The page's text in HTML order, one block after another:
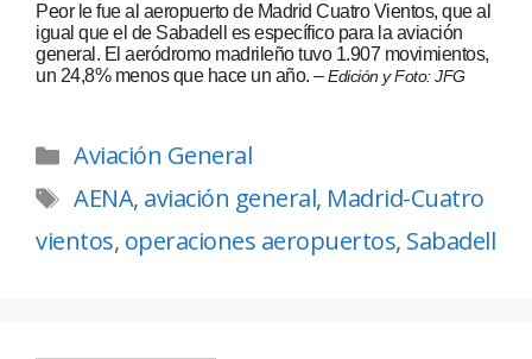
Peor le fue al aeropuerto de Madrid Cuatro Vientos, que al
igual que el de Sabadell es específico para la aviación
general. El aeródromo madrileño tuvo 1.907 movimientos,
un 24,8% menos que hace un año. –Edición y Foto: JFG
Aviación General
AENA, aviación general, Madrid-Cuatro
vientos, operaciones aeropuertos, Sabadell